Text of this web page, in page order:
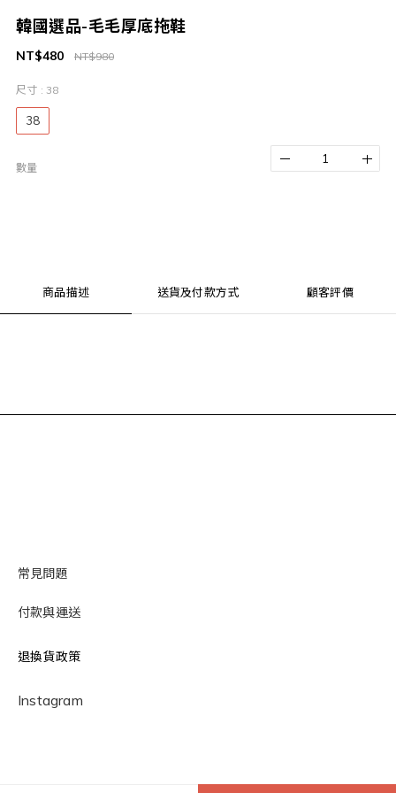
韓國選品-毛毛厚底拖鞋
NT$980
NT$480
尺寸 : 38
38
數量
商品描述 送貨及付款方式 顧客評價
常見問題
付款與運送
退換貨政策
Instagram